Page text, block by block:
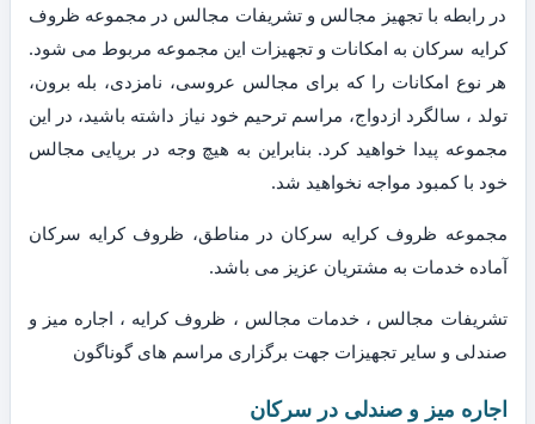
در رابطه با تجهیز مجالس و تشریفات مجالس در مجموعه ظروف
کرایه سرکان به امکانات و تجهیزات این مجموعه مربوط می شود.
هر نوع امکانات را که برای مجالس عروسی، نامزدی، بله برون،
تولد ، سالگرد ازدواج، مراسم ترحیم خود نیاز داشته باشید، در این
مجموعه پیدا خواهید کرد. بنابراین به هیچ وجه در برپایی مجالس
خود با کمبود مواجه نخواهید شد.
مجموعه ظروف کرایه سرکان در مناطق، ظروف کرایه سرکان
آماده خدمات به مشتریان عزیز می باشد.
تشریفات مجالس ، خدمات مجالس ، ظروف کرایه ، اجاره میز و
صندلی و سایر تجهیزات جهت برگزاری مراسم های گوناگون
اجاره میز و صندلی در سرکان